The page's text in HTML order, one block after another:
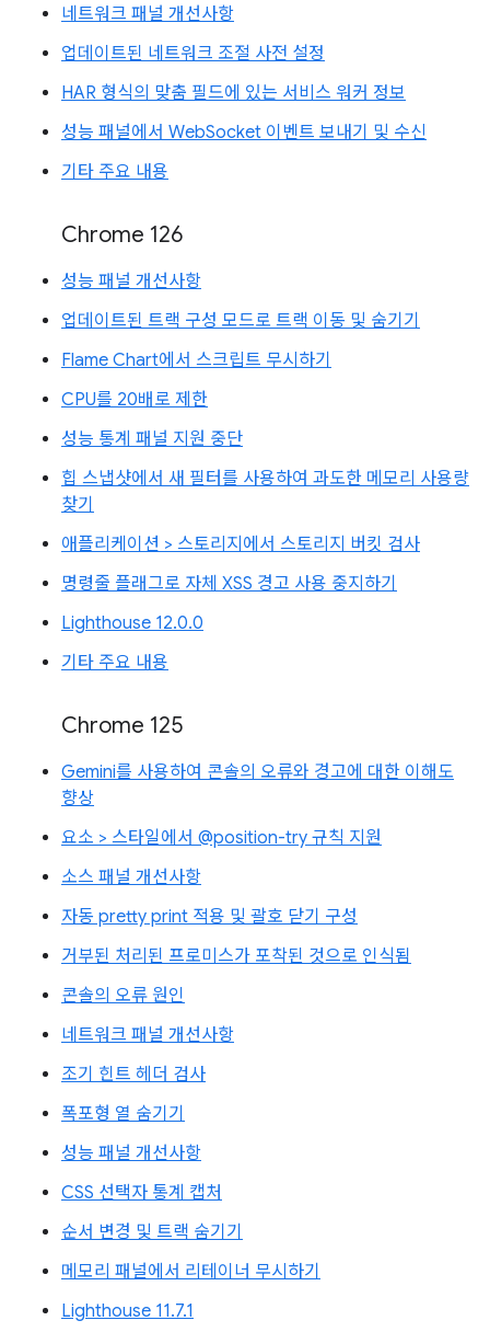
네트워크 패널 개선사항
업데이트된 네트워크 조절 사전 설정
HAR 형식의 맞춤 필드에 있는 서비스 워커 정보
성능 패널에서 WebSocket 이벤트 보내기 및 수신
기타 주요 내용
Chrome 126
성능 패널 개선사항
업데이트된 트랙 구성 모드로 트랙 이동 및 숨기기
Flame Chart에서 스크립트 무시하기
CPU를 20배로 제한
성능 통계 패널 지원 중단
힙 스냅샷에서 새 필터를 사용하여 과도한 메모리 사용량
찾기
애플리케이션 > 스토리지에서 스토리지 버킷 검사
명령줄 플래그로 자체 XSS 경고 사용 중지하기
Lighthouse 12.0.0
기타 주요 내용
Chrome 125
Gemini를 사용하여 콘솔의 오류와 경고에 대한 이해도
향상
요소 > 스타일에서 @position-try 규칙 지원
소스 패널 개선사항
자동 pretty print 적용 및 괄호 닫기 구성
거부된 처리된 프로미스가 포착된 것으로 인식됨
콘솔의 오류 원인
네트워크 패널 개선사항
조기 힌트 헤더 검사
폭포형 열 숨기기
성능 패널 개선사항
CSS 선택자 통계 캡처
순서 변경 및 트랙 숨기기
메모리 패널에서 리테이너 무시하기
Lighthouse 11.7.1